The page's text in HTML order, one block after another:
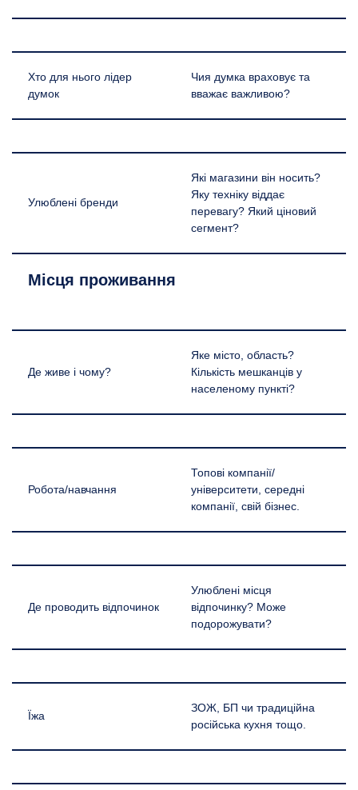
Хто для нього лідер
думок
Чия думка враховує та
вважає важливою?
Улюблені бренди
Які магазини він носить?
Яку техніку віддає
перевагу? Який ціновий
сегмент?
Місця проживання
Де живе і чому?
Яке місто, область?
Кількість мешканців у
населеному пункті?
Робота/навчання
Топові компанії/
університети, середні
компанії, свій бізнес.
Де проводить відпочинок
Улюблені місця
відпочинку? Може
подорожувати?
Їжа
ЗОЖ, БП чи традиційна
російська кухня тощо.